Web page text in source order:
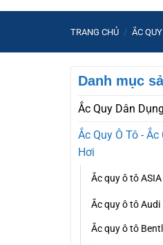
TRANG CHỦ / ẮC
Danh mục
Ắc Quy Dân Dụng
Ắc Quy Ô Tô - Ắc
Hơi
Ắc quy ô tô ASIA
Ắc quy ô tô Audi
Ắc quy ô tô